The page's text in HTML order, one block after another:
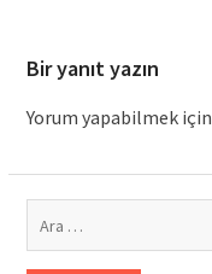
Bir yanıt yazın
Yorum yapabilmek için